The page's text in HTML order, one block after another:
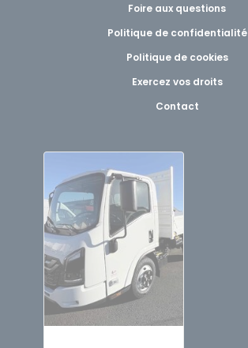
Foire aux questions
Politique de confidentialité
Politique de cookies
Exercez vos droits
Contact